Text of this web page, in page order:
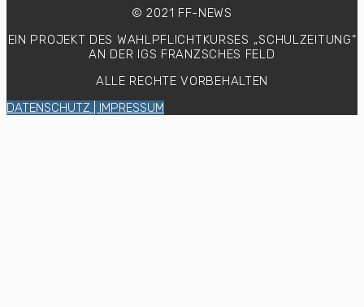
© 2021 FF-NEWS
EIN PROJEKT DES WAHLPFLICHTKURSES „SCHULZEITUNG“
AN DER IGS FRANZSCHES FELD
ALLE RECHTE VORBEHALTEN
DATENSCHUTZ | IMPRESSUM